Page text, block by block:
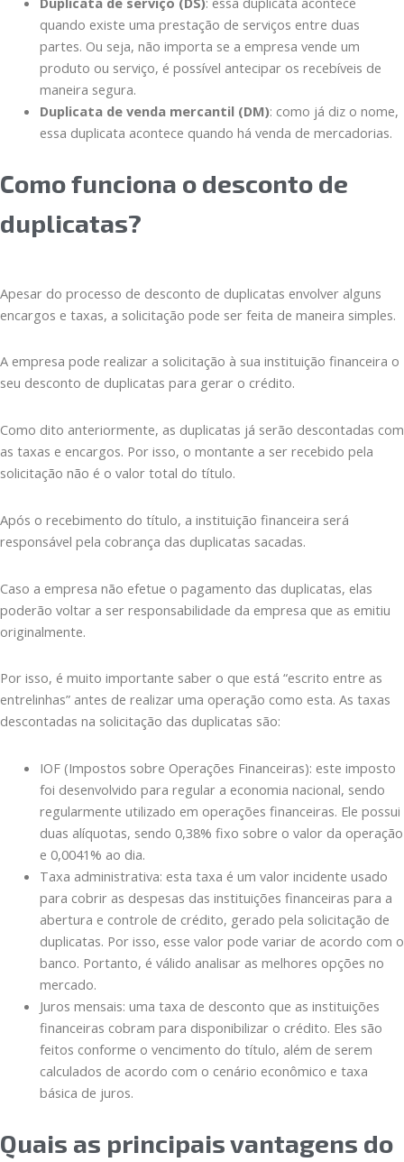
quando existe uma prestação de serviços entre duas
partes. Ou seja, não importa se a empresa vende um
produto ou serviço, é possível antecipar os recebíveis de
maneira segura.
Duplicata de venda mercantil (DM): como já diz o nome,
essa duplicata acontece quando há venda de mercadorias.
Como funciona o desconto de
duplicatas?
Apesar do processo de desconto de duplicatas envolver alguns
encargos e taxas, a solicitação pode ser feita de maneira simples.
A empresa pode realizar a solicitação à sua instituição financeira o
seu desconto de duplicatas para gerar o crédito.
Como dito anteriormente, as duplicatas já serão descontadas com
as taxas e encargos. Por isso, o montante a ser recebido pela
solicitação não é o valor total do título.
Após o recebimento do título, a instituição financeira será
responsável pela cobrança das duplicatas sacadas.
Caso a empresa não efetue o pagamento das duplicatas, elas
poderão voltar a ser responsabilidade da empresa que as emitiu
originalmente.
Por isso, é muito importante saber o que está “escrito entre as
entrelinhas” antes de realizar uma operação como esta. As taxas
descontadas na solicitação das duplicatas são:
IOF (Impostos sobre Operações Financeiras): este imposto
foi desenvolvido para regular a economia nacional, sendo
regularmente utilizado em operações financeiras. Ele possui
duas alíquotas, sendo 0,38% fixo sobre o valor da operação
e 0,0041% ao dia.
Taxa administrativa: esta taxa é um valor incidente usado
para cobrir as despesas das instituições financeiras para a
abertura e controle de crédito, gerado pela solicitação de
duplicatas. Por isso, esse valor pode variar de acordo com o
banco. Portanto, é válido analisar as melhores opções no
mercado.
Juros mensais: uma taxa de desconto que as instituições
financeiras cobram para disponibilizar o crédito. Eles são
feitos conforme o vencimento do título, além de serem
calculados de acordo com o cenário econômico e taxa
básica de juros.
Quais as principais vantagens do